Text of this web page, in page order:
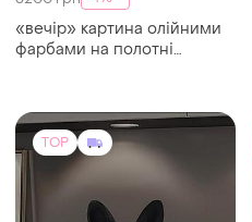
TOP